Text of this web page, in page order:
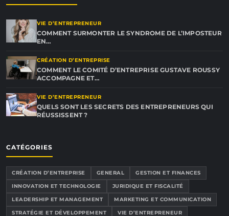
VIE D’ENTREPRENEUR
COMMENT SURMONTER LE SYNDROME DE L’IMPOSTEUR
EN…
CRÉATION D’ENTREPRISE
COMMENT LE COMITÉ D’ENTREPRISE GUSTAVE ROUSSY
ACCOMPAGNE ET…
VIE D’ENTREPRENEUR
QUELS SONT LES SECRETS DES ENTREPRENEURS QUI
RÉUSSISSENT ?
CATÉGORIES
CRÉATION D’ENTREPRISE GENERAL
GESTION ET FINANCES
INNOVATION ET TECHNOLOGIE
JURIDIQUE ET FISCALITÉ
LEADERSHIP ET MANAGEMENT
MARKETING ET COMMUNICATION
STRATÉGIE ET DÉVELOPPEMENT
VIE D’ENTREPRENEUR